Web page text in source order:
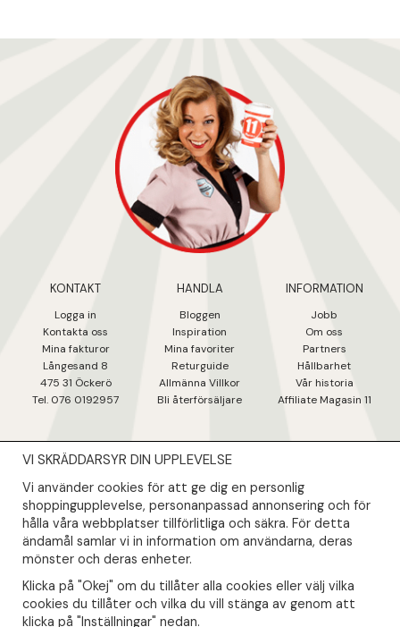
KONTAKT
Logga in
Kontakta oss
Mina fakturor
Långesand 8
475 31 Öckerö
Tel. 076 0192957
HANDLA
Bloggen
Inspiration
Mina favoriter
Returguide
Allmänna Villkor
Bli återförsäljare
INFORMATION
Jobb
Om oss
Partners
Hållbarhet
Vår historia
Affiliate Magasin 11
NYHETSBREV
Såklart skall du ta del av våra bästa erbjudanden & nyheter!
Din mail kommer endast användas till våra nyhetsbrev.
VI SKRÄDDARSYR DIN UPPLEVELSE
Vi använder cookies för att ge dig en personlig
shoppingupplevelse, personanpassad annonsering och för
hålla våra webbplatser tillförlitliga och säkra. För detta
ändamål samlar vi in information om användarna, deras
mönster och deras enheter.
Klicka på "Okej" om du tillåter alla cookies eller välj vilka
cookies du tillåter och vilka du vill stänga av genom att
klicka på "Inställningar" nedan.